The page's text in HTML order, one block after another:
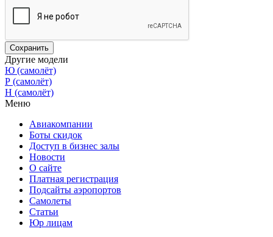
Другие модели
Ю (самолёт)
Р (самолёт)
Н (самолёт)
Меню
Авиакомпании
Боты скидок
Доступ в бизнес залы
Новости
О сайте
Платная регистрация
Подсайты аэропортов
Самолеты
Статьи
Юр лицам